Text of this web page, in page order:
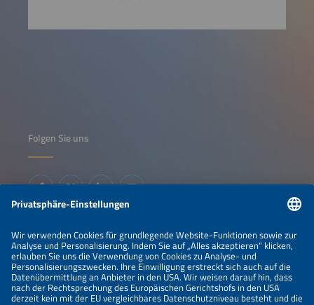
Folgen Sie uns
Informationen
IMPRESSUM